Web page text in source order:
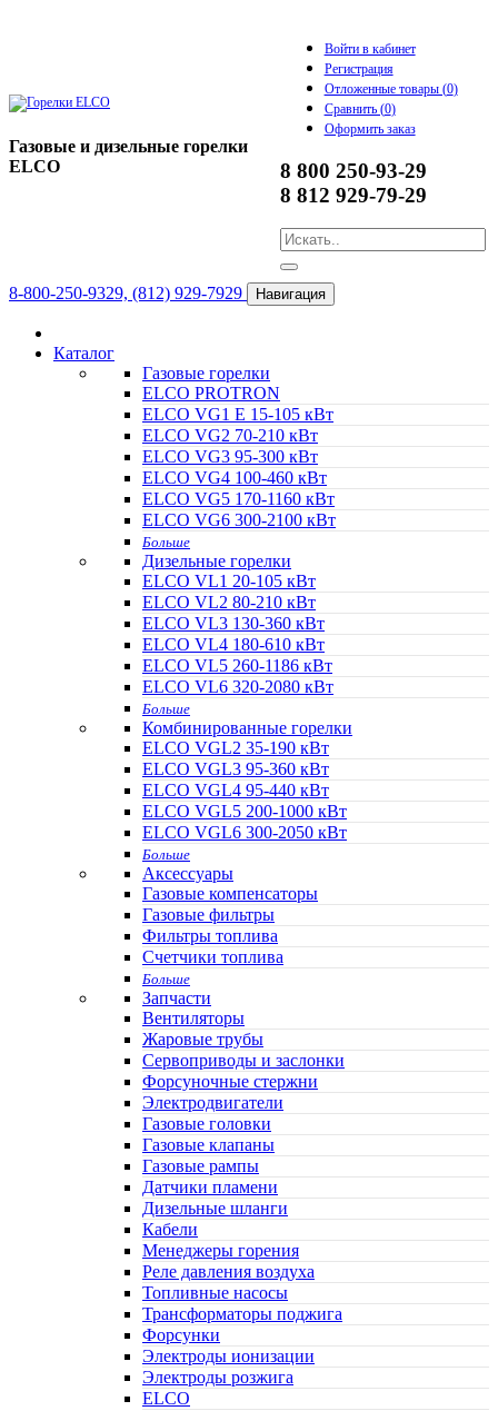
Газовые и дизельные горелки
ELCO
Войти в кабинет
Регистрация
Отложенные товары (0)
Сравнить (0)
Оформить заказ
8 800 250-93-29
8 812 929-79-29
8-800-250-9329, (812) 929-7929 Навигация
Каталог
Газовые горелки
ELCO PROTRON
ELCO VG1 E 15-105 кВт
ELCO VG2 70-210 кВт
ELCO VG3 95-300 кВт
ELCO VG4 100-460 кВт
ELCO VG5 170-1160 кВт
ELCO VG6 300-2100 кВт
Больше
Дизельные горелки
ELCO VL1 20-105 кВт
ELCO VL2 80-210 кВт
ELCO VL3 130-360 кВт
ELCO VL4 180-610 кВт
ELCO VL5 260-1186 кВт
ELCO VL6 320-2080 кВт
Больше
Комбинированные горелки
ELCO VGL2 35-190 кВт
ELCO VGL3 95-360 кВт
ELCO VGL4 95-440 кВт
ELCO VGL5 200-1000 кВт
ELCO VGL6 300-2050 кВт
Больше
Аксессуары
Газовые компенсаторы
Газовые фильтры
Фильтры топлива
Счетчики топлива
Больше
Запчасти
Вентиляторы
Жаровые трубы
Сервоприводы и заслонки
Форсуночные стержни
Электродвигатели
Газовые головки
Газовые клапаны
Газовые рампы
Датчики пламени
Дизельные шланги
Кабели
Менеджеры горения
Реле давления воздуха
Топливные насосы
Трансформаторы поджига
Форсунки
Электроды ионизации
Электроды розжига
ELCO